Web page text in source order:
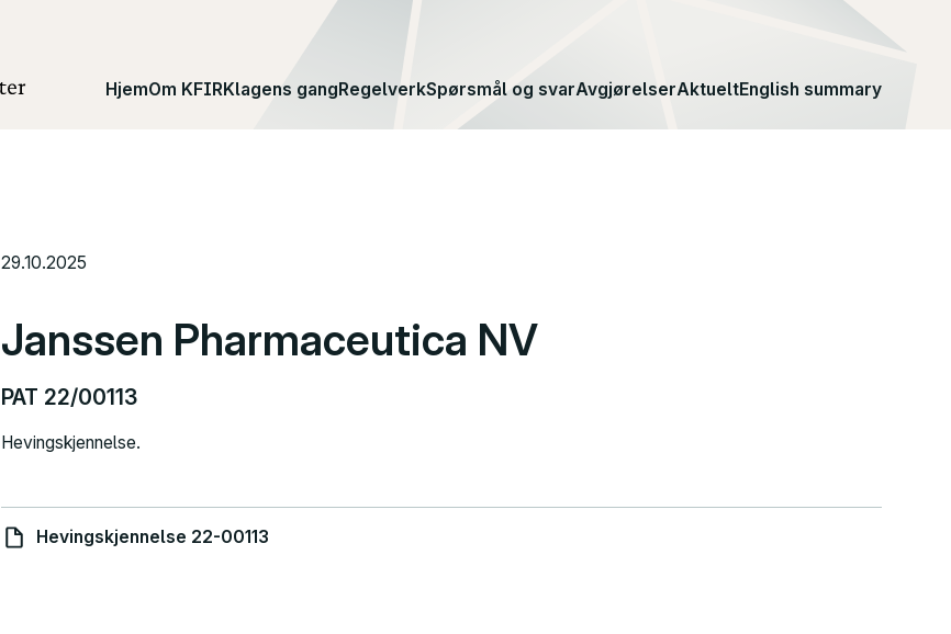
HjemOm KFIRKlagens gangRegelverkSpørsmål og svarAvgjørelserAktueltEnglish summary
29.10.2025
Janssen Pharmaceutica NV
PAT 22/00113
Hevingskjennelse.
Hevingskjennelse 22-00113